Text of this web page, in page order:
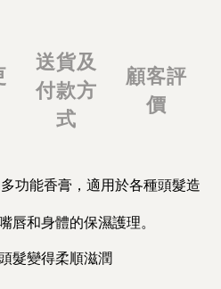
送貨及
付款方
式
顧客評
價
功能香膏，適用於各種頭髮造
唇和身體的保濕護理。
髮變得柔順滋潤